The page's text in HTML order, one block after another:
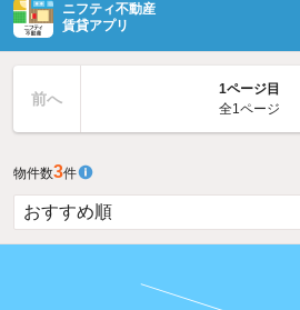
ニフティ不動産
賃貸アプリ
前へ
1ページ目
全1ページ
物件数3件